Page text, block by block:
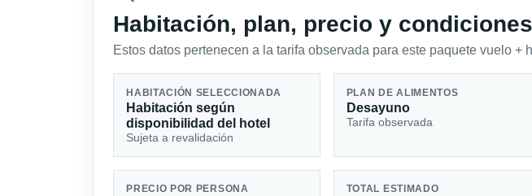
Habitación, plan, precio y
Estos datos pertenecen a la tarifa observada para este paquete vuelo +
HABITACIÓN SELECCIONADA
Habitación según
disponibilidad del hotel
Sujeta a revalidación
PLAN DE ALIMENTOS
Desayuno
Tarifa observada
PRECIO POR PERSONA TOTAL ESTIMADO